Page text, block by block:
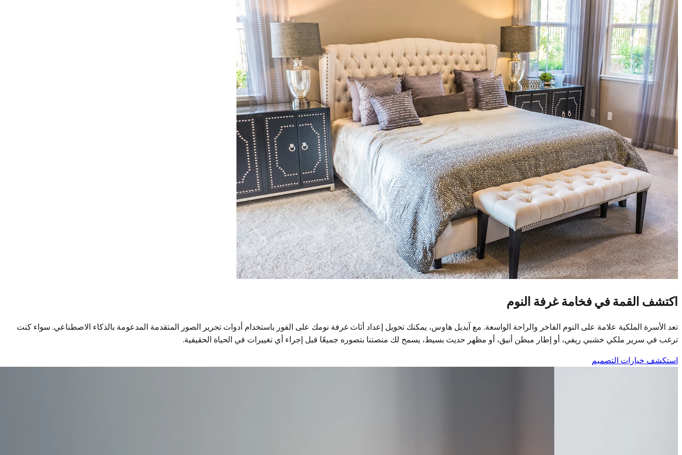
اكتشف القمة في فخامة غرفة النوم
تعد الأسرة الملكية علامة على النوم الفاخر والراحة الواسعة. مع آيديل هاوس، يمكنك تحويل إعداد أثاث غرفة نومك على الفور باستخدام أدوات تحرير الصور المتقدمة المدعومة بالذكاء الاصطناعي. سواء كنت
ترغب في سرير ملكي خشبي ريفي، أو إطار مبطن أنيق، أو مظهر حديث بسيط، يسمح لك منصتنا بتصوره جميعًا قبل إجراء أي تغييرات في الحياة الحقيقية.
استكشف خيارات التصميم